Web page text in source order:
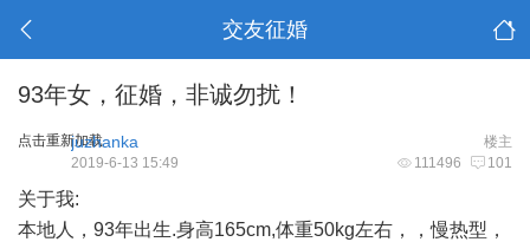
交友征婚
93年女，征婚，非诚勿扰！
点击重新加载 楼主
juzhanka
111496 101
2019-6-13 15:49
关于我:
本地人，93年出生.身高165cm,体重50kg左右，，慢热型，